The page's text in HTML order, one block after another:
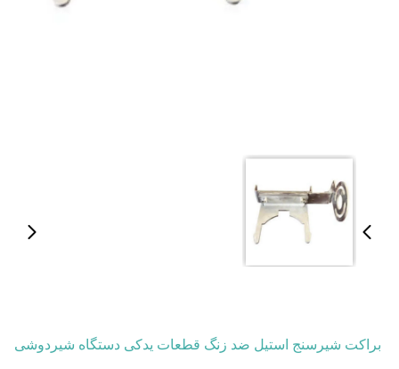
براکت شیرسنج استیل ضد زنگ قطعات یدکی دستگاه شیردوشی